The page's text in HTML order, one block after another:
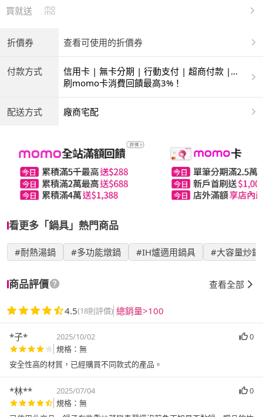
買就送
折價券 查看可使用的折價券
付款方式
信用卡 | 無卡分期 | 行動支付 | 超商付款 |
ATM | 銀聯卡
刷momo卡消費回饋最高3%！
配送方式 廠商宅配
看更多「鍋具」熱門商品
#耐熱湯鍋 #多功能燉鍋 #IH爐適用鍋具 #大容量炒鍋
商品評價 查看全部
4.5(18則評價) 總銷量>100
*子* 2025/10/02
0
規格：無
安全性高的材質，已經購買不同款式的產品。
*林** 2025/07/04
0
規格：無